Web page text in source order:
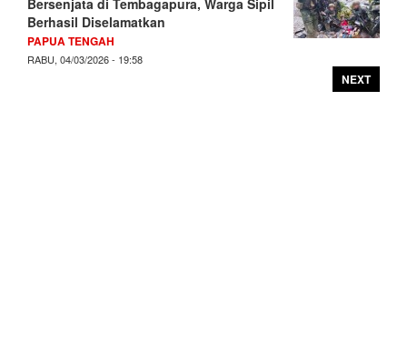
Berhasil Diselamatkan
PAPUA TENGAH
RABU, 04/03/2026 - 19:58
NEXT